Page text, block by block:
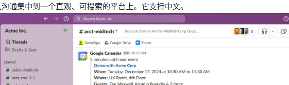
通集中到一个直观、可搜索的平台上。它支持中文。